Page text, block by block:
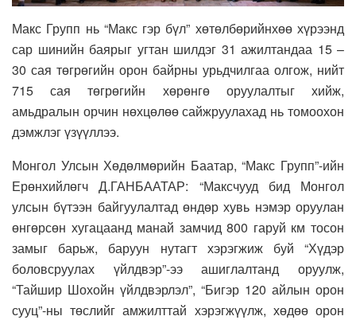
Макс Групп нь “Макс гэр бүл” хөтөлбөрийнхөө хүрээнд
сар шинийн баярыг угтан шилдэг 31 ажилтандаа 15 –
30 сая төгрөгийн орон байрны урьдчилгаа олгож, нийт
715 сая төгрөгийн хөрөнгө оруулалтыг хийж,
амьдралын орчин нөхцөлөө сайжруулахад нь томоохон
дэмжлэг үзүүллээ.
Монгол Улсын Хөдөлмөрийн Баатар, “Макс Групп”-ийн
Ерөнхийлөгч Д.ГАНБААТАР: “Максчууд бид Монгол
улсын бүтээн байгуулалтад өндөр хувь нэмэр оруулан
өнгөрсөн хугацаанд манай замчид 800 гаруй км тосон
замыг барьж, баруун нутагт хэрэгжиж буй “Хүдэр
боловсруулах үйлдвэр”-ээ ашиглалтанд оруулж,
“Тайшир Шохойн үйлдвэрлэл”, “Бигэр 120 айлын орон
сууц”-ны төслийг амжилттай хэрэгжүүлж, хөдөө орон